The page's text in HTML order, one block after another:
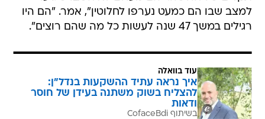
למצב שבו הם כמעט נערפו לחלוטין", אמר. "הם היו
רגילים במשך 47 שנה לעשות כל מה שהם רוצים".
עוד בוואלה
איך נראה עתיד ההשקעות בנדל"ן:
להצליח בשוק משתנה בעידן של חוסר
ודאות
בשיתוף CofaceBdi